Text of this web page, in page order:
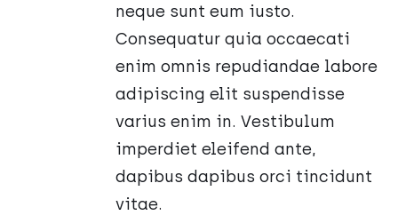
neque sunt eum iusto.
Consequatur quia occaecati
enim omnis repudiandae labore
adipiscing elit suspendisse
varius enim in. Vestibulum
imperdiet eleifend ante,
dapibus dapibus orci tincidunt
vitae.